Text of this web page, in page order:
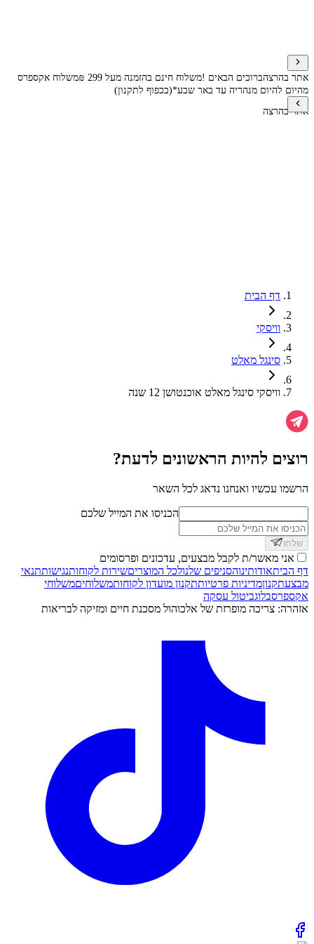
אתר בהרצהברוכים הבאים !משלוח חינם בהזמנה מעל 299 ₪
משלוח אקספרס
מהיום להיום מנהריה עד באר שבע*(בכפוף לתקנון)
אתר בהרצה
דף הבית
וויסקי
סינגל מאלט
וויסקי סינגל מאלט אוכנטושן 12 שנה
רוצים להיות הראשונים לדעת?
הרשמו עכשיו ואנחנו נדאג לכל השאר
הכניסו את המייל שלכם
שלחו
אני מאשר/ת לקבל מבצעים, עדכונים ופרסומים
דף הביתאודותינוהסניפים שלנולכל המוצריםשירות לקוחותנגישותתנאי
מבצעתקנוןמדיניות פרטיותתקנון מועדון לקוחותמשלוחיםמשלוחי
אקספרסבלוגביטול עסקה
אזהרה: צריכה מופרזת של אלכוהול מסכנת חיים ומזיקה לבריאות